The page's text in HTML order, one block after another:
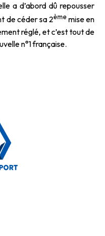
a d’abord dû repousser
de céder sa 2ème mise en
réglé, et c’est tout de
n°1 française.